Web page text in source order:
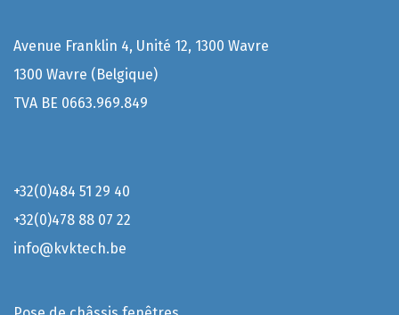
Avenue Franklin 4, Unité 12, 1300 Wavre
1300 Wavre (Belgique)
TVA BE 0663.969.849
+32(0)484 51 29 40
+32(0)478 88 07 22
info@kvktech.be